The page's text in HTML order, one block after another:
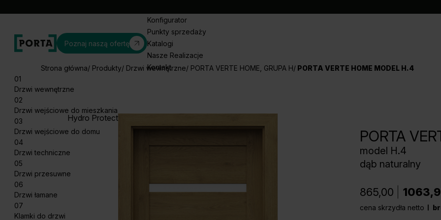
Poznaj naszą ofertę
Konfigurator
Punkty sprzedaży
Katalogi
Nasze Realizacje
Kontakt
01
Drzwi wewnętrzne
02
Drzwi wejściowe do mieszkania
03
Drzwi wejściowe do domu
04
Drzwi techniczne
05
Drzwi przesuwne
06
Drzwi łamane
07
Klamki do drzwi
Strona główna Produkty Drzwi wewnętrzne PORTA VERTE HOME, GRUPA H PORTA VERTE HOME MODEL H.4
Hydro Protect
PORTA
model H.4
dąb naturalny
865,00
cena skrzydła netto